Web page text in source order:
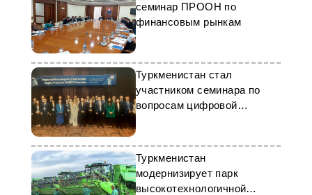
семинар ПРООН по
финансовым рынкам
Туркменистан стал
участником семинара по
вопросам цифровой
торговли
Туркменистан
модернизирует парк
высокотехнологичной